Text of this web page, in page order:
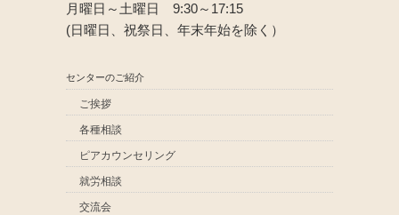
月曜日～土曜日 9:30～17:15
(日曜日、祝祭日、年末年始を除く）
センターのご紹介
ご挨拶
各種相談
ピアカウンセリング
就労相談
交流会